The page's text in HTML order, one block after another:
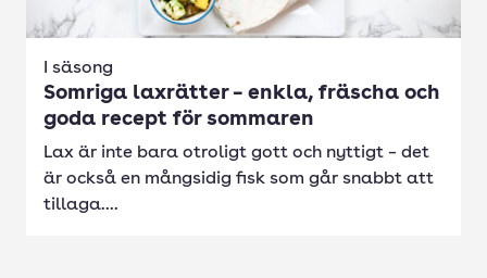
I säsong
Somriga laxrätter – enkla, fräscha och
goda recept för sommaren
Lax är inte bara otroligt gott och nyttigt – det
är också en mångsidig fisk som går snabbt att
tillaga....